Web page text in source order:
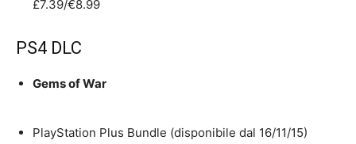
£7.39/€8.99
PS4 DLC
Gems of War
PlayStation Plus Bundle (disponibile dal 16/11/15)